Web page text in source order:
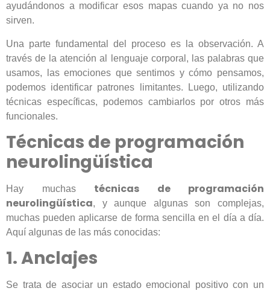
ayudándonos a modificar esos mapas cuando ya no nos
sirven.
Una parte fundamental del proceso es la observación. A
través de la atención al lenguaje corporal, las palabras que
usamos, las emociones que sentimos y cómo pensamos,
podemos identificar patrones limitantes. Luego, utilizando
técnicas específicas, podemos cambiarlos por otros más
funcionales.
Técnicas de programación
neurolingüística
Hay muchas técnicas de programación
neurolingüística, y aunque algunas son complejas,
muchas pueden aplicarse de forma sencilla en el día a día.
Aquí algunas de las más conocidas:
1. Anclajes
Se trata de asociar un estado emocional positivo con un